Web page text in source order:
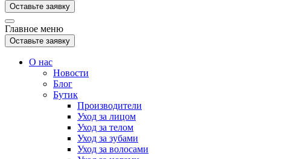
Оставьте заявку
Главное меню
Оставьте заявку
О нас
Новости
Блог
Бутик
Производители
Уход за лицом
Уход за телом
Уход за зубами
Уход за волосами